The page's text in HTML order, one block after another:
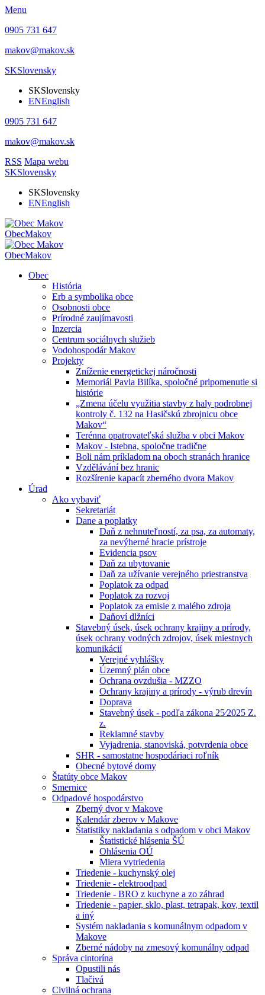
Menu
0905 731 647
makov@makov.sk
SKSlovensky
SKSlovensky
ENEnglish
0905 731 647
makov@makov.sk
RSS Mapa webu
SKSlovensky
SKSlovensky
ENEnglish
ObecMakov
ObecMakov
Obec
História
Erb a symbolika obce
Osobnosti obce
Prírodné zaujímavosti
Inzercia
Centrum sociálnych služieb
Vodohospodár Makov
Projekty
Zníženie energetickej náročnosti
Memoriál Pavla Bilíka, spoločné pripomenutie si
histórie
„Zmena účelu využitia stavby z haly podrobnej
kontroly č. 132 na Hasičskú zbrojnicu obce
Makov“
Terénna opatrovateľská služba v obci Makov
Makov - Istebna, spoločne tradične
Boli nám príkladom na oboch stranách hranice
Vzdělávání bez hranic
Rozšírenie kapacít zberného dvora Makov
Úrad
Ako vybaviť
Sekretariát
Dane a poplatky
Daň z nehnuteľností, za psa, za automaty,
za nevýherné hracie prístroje
Evidencia psov
Daň za ubytovanie
Daň za užívanie verejného priestranstva
Poplatok za odpad
Poplatok za rozvoj
Poplatok za emisie z malého zdroja
Daňoví dlžníci
Stavebný úsek, úsek ochrany krajiny a prírody,
úsek ochrany vodných zdrojov, úsek miestnych
komunikácií
Verejné vyhlášky
Územný plán obce
Ochrana ovzdušia - MZZO
Ochrany krajiny a prírody - výrub drevín
Doprava
Stavebný úsek - podľa zákona 25⁄2025 Z.
z.
Reklamné stavby
Vyjadrenia, stanoviská, potvrdenia obce
SHR - samostatne hospodáriaci roľník
Obecné bytové domy
Štatúty obce Makov
Smernice
Odpadové hospodárstvo
Zberný dvor v Makove
Kalendár zberov v Makove
Štatistiky nakladania s odpadom v obci Makov
Štatistické hlásenia ŠÚ
Ohlásenia OÚ
Miera vytriedenia
Triedenie - kuchynský olej
Triedenie - elektroodpad
Triedenie - BRO z kuchyne a zo záhrad
Triedenie - papier, sklo, plast, tetrapak, kov, textil
a iný
Systém nakladania s komunálnym odpadom v
Makove
Zberné nádoby na zmesový komunálny odpad
Správa cintorína
Opustili nás
Tlačivá
Civilná ochrana